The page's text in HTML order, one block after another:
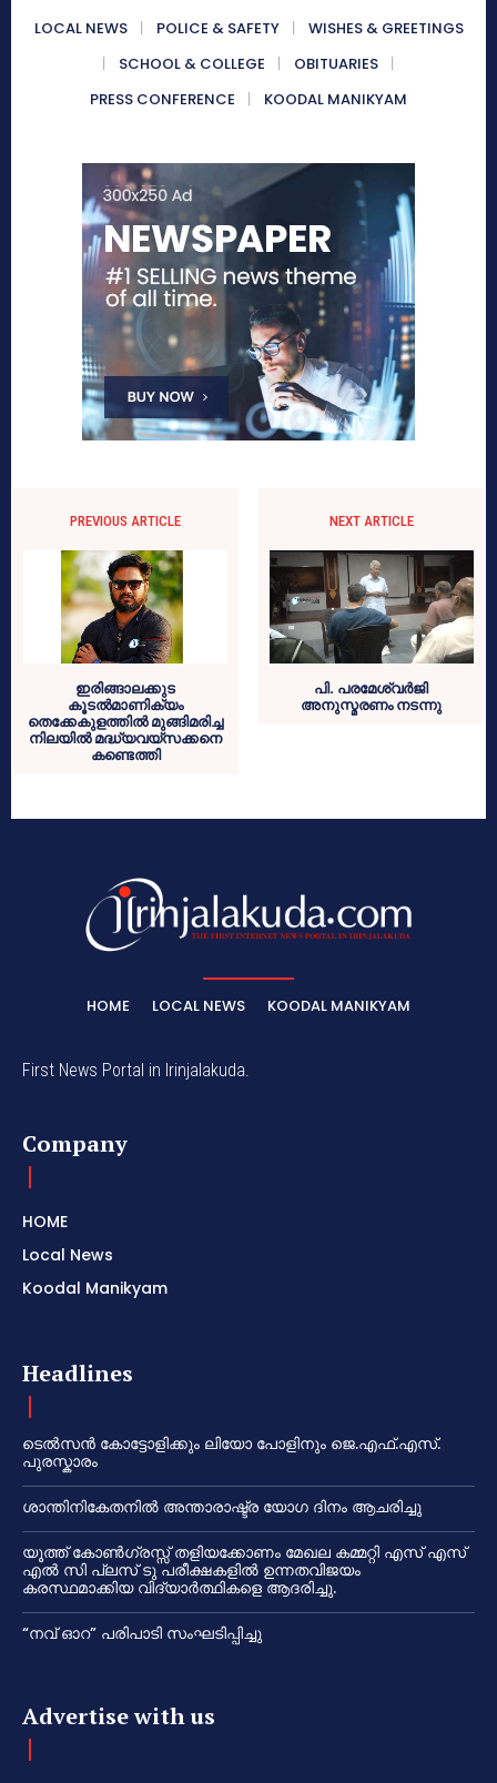
LOCAL NEWS POLICE & SAFETY
WISHES & GREETINGS
SCHOOL & COLLEGE
OBITUARIES
PRESS CONFERENCE
KOODAL MANIKYAM
PREVIOUS ARTICLE
ഇരിങ്ങാലക്കുട
കൂടൽമാണിക്യം
തെക്കേകുളത്തിൽ മുങ്ങിമരിച്ച
നിലയിൽ മദ്ധ്യവയ്സക്കനെ
കണ്ടെത്തി
NEXT ARTICLE
പി. പരമേശ്വർജി
അനുസ്മരണം നടന്നു
HOME LOCAL NEWS KOODAL MANIKYAM
First News Portal in Irinjalakuda.
Company
HOME
Local News
Koodal Manikyam
Headlines
ടെൽസൻ കോട്ടോളിക്കും ലിയോ പോളിനും ജെ.എഫ്.എസ്.
പുരസ്കാരം
ശാന്തിനികേതനിൽ അന്താരാഷ്ട്ര യോഗ ദിനം ആചരിച്ചു
യൂത്ത് കോൺഗ്രസ്സ് തളിയക്കോണം മേഖല കമ്മറ്റി എസ് എസ്
എൽ സി പ്ലസ് ടു പരീക്ഷകളിൽ ഉന്നതവിജയം
കരസ്ഥമാക്കിയ വിദ്യാർത്ഥികളെ ആദരിച്ചു.
“നവ് ഓറ” പരിപാടി സംഘടിപ്പിച്ചു
Advertise with us